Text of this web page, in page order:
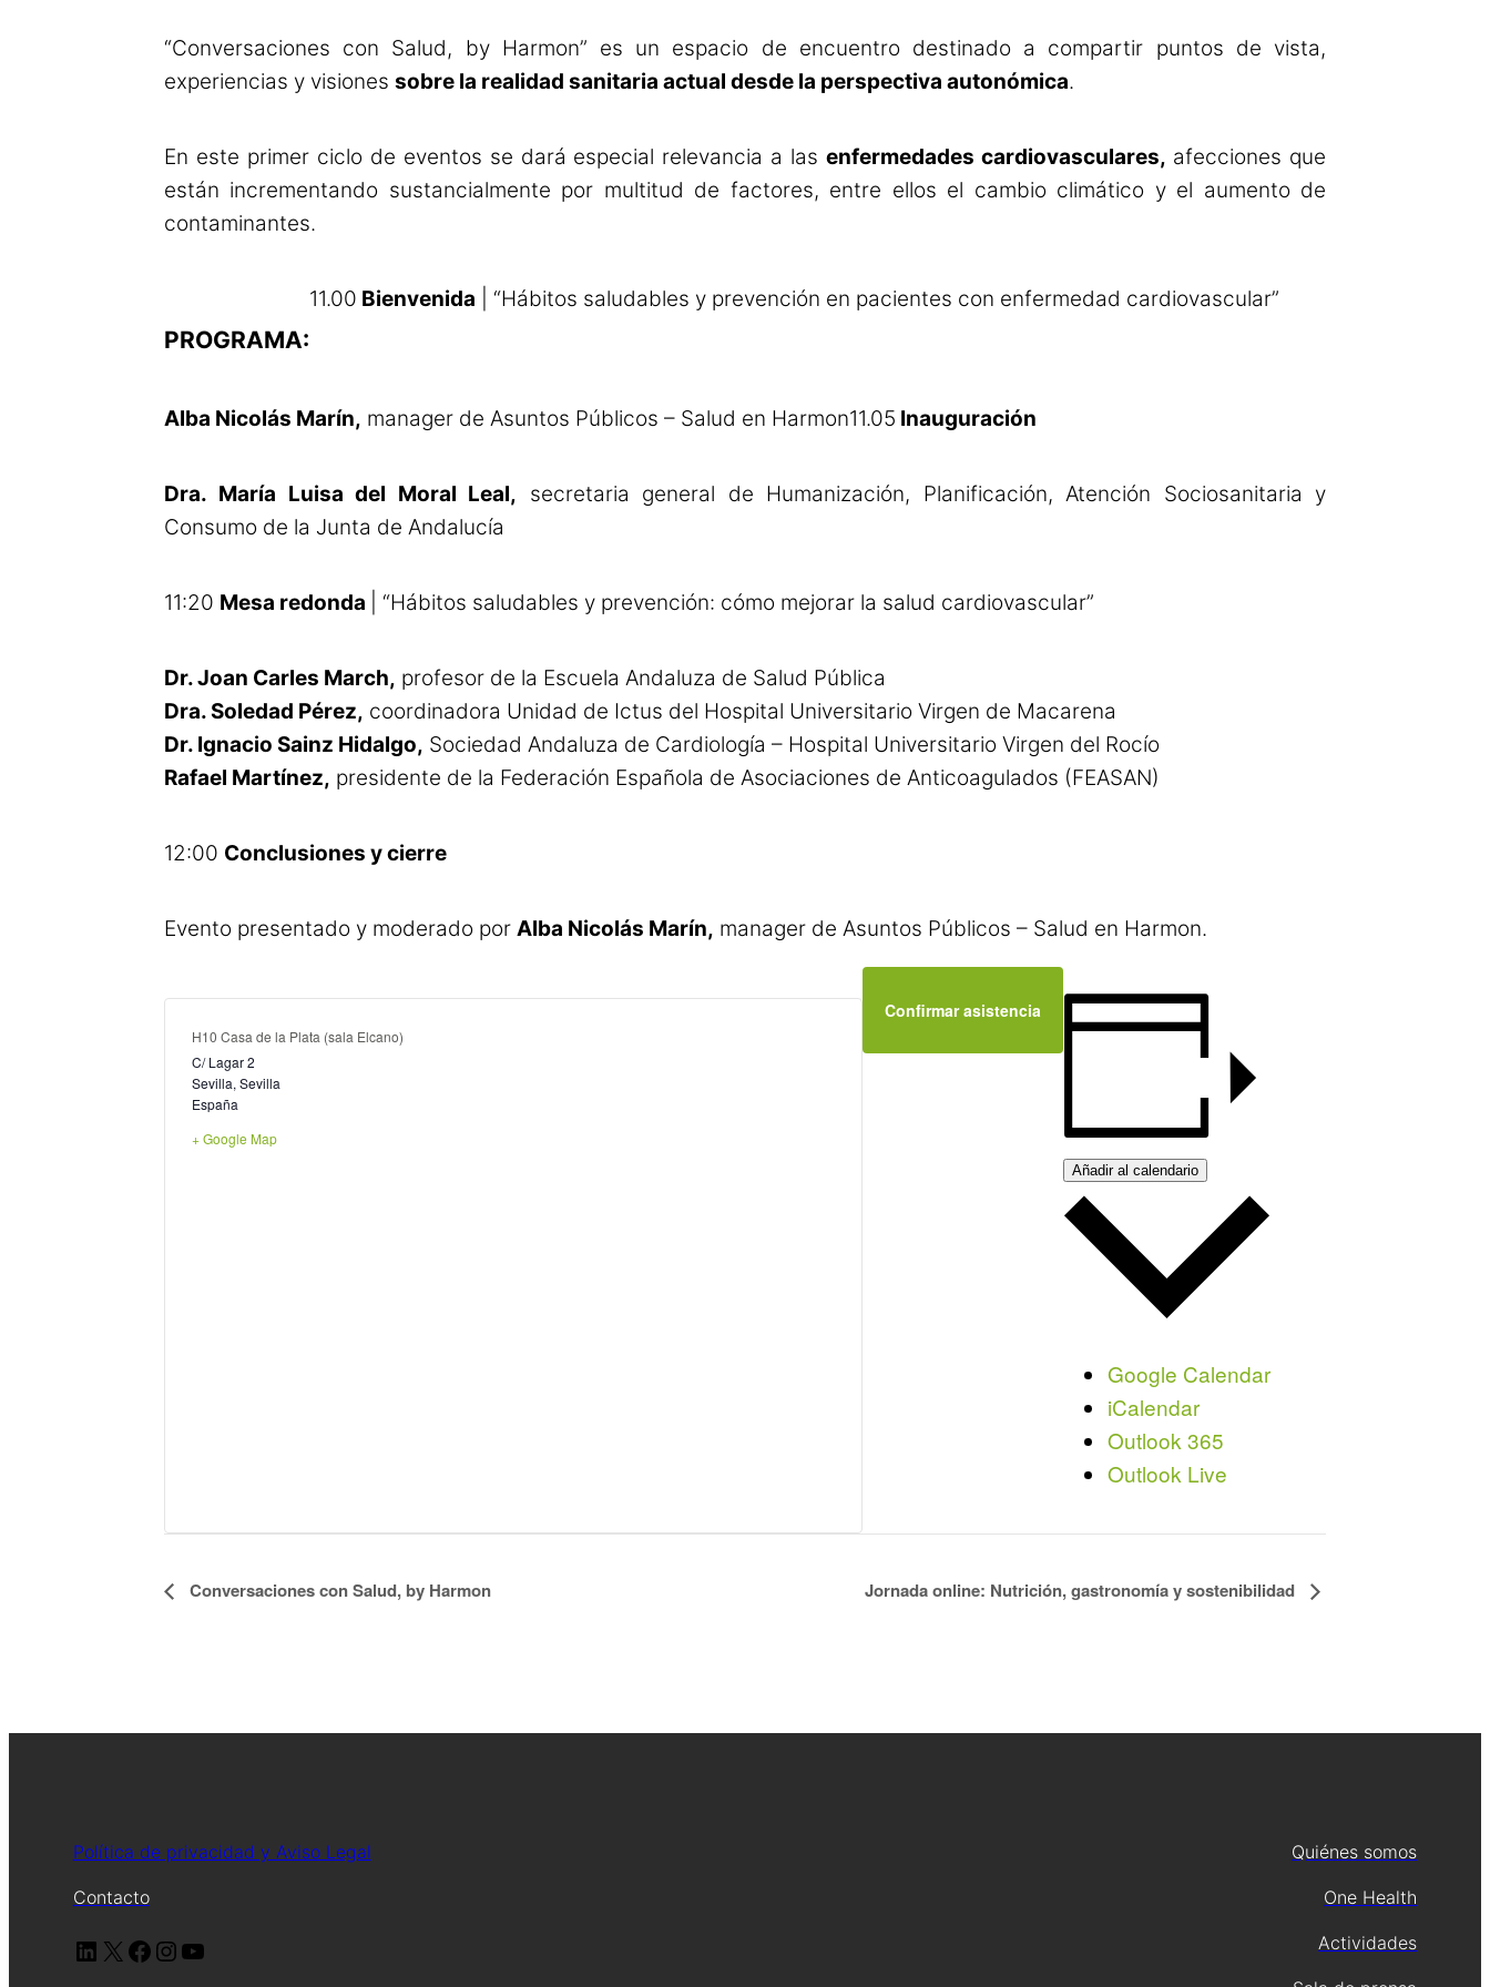
“Conversaciones con Salud, by Harmon” es un espacio de encuentro destinado a compartir puntos de vista,
experiencias y visiones sobre la realidad sanitaria actual desde la perspectiva autonómica.
En este primer ciclo de eventos se dará especial relevancia a lasenfermedades cardiovasculares, afecciones que
están incrementando sustancialmente por multitud de factores, entre ellos el cambio climático y el aumento de
contaminantes.
PROGRAMA:
11.00 Bienvenida | “Hábitos saludables y prevención en pacientes con enfermedad cardiovascular”
Alba Nicolás Marín, manager de Asuntos Públicos – Salud en Harmon11.05 Inauguración
Dra. María Luisa del Moral Leal, secretaria general de Humanización, Planificación, Atención Sociosanitaria y
Consumo de la Junta de Andalucía
11:20 Mesa redonda | “Hábitos saludables y prevención: cómo mejorar la salud cardiovascular”
Dr. Joan Carles March, profesor de la Escuela Andaluza de Salud Pública
Dra. Soledad Pérez, coordinadora Unidad de Ictus del Hospital Universitario Virgen de Macarena
Dr. Ignacio Sainz Hidalgo, Sociedad Andaluza de Cardiología – Hospital Universitario Virgen del Rocío
Rafael Martínez, presidente de la Federación Española de Asociaciones de Anticoagulados (FEASAN)
12:00 Conclusiones y cierre
Evento presentado y moderado por Alba Nicolás Marín, manager de Asuntos Públicos – Salud en Harmon.
H10 Casa de la Plata (sala Elcano)
C/ Lagar 2
Sevilla, Sevilla
España
+ Google Map
Confirmar asistencia
Añadir al calendario
Google Calendar
iCalendar
Outlook 365
Outlook Live
Navegación
Conversaciones con Salud, by Harmon Jornada online: Nutrición, gastronomía y sostenibilidad
Política de privacidad y Aviso Legal
Contacto
LinkedIn X Facebook Instagram YouTube
Quiénes somos
One Health
Actividades